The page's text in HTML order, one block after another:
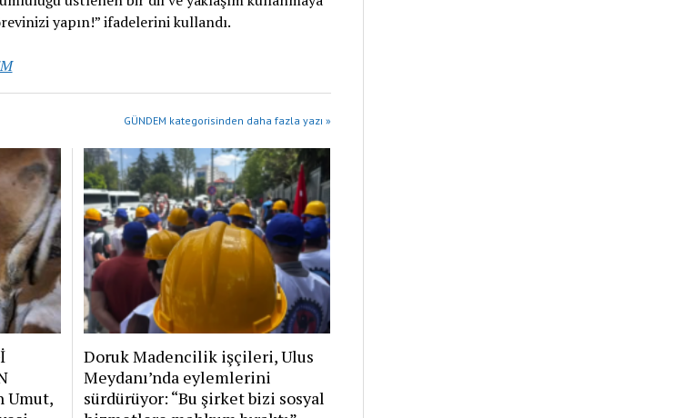
yapın!” ifadelerini kullandı.
GÜNDEM kategorisinden daha fazla yazı »
Umut,
Doruk Madencilik işçileri, Ulus
Meydanı’nda eylemlerini
sürdürüyor: “Bu şirket bizi sosyal